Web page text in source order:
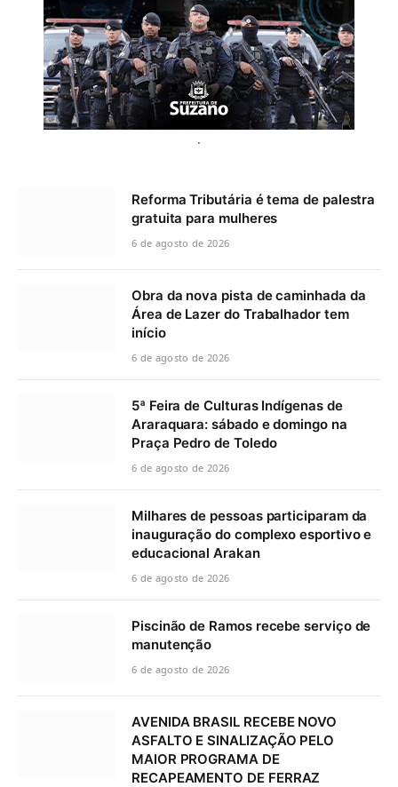
.
Reforma Tributária é tema de palestra
gratuita para mulheres
6 de agosto de 2026
Obra da nova pista de caminhada da
Área de Lazer do Trabalhador tem
início
6 de agosto de 2026
5ª Feira de Culturas Indígenas de
Araraquara: sábado e domingo na
Praça Pedro de Toledo
6 de agosto de 2026
Milhares de pessoas participaram da
inauguração do complexo esportivo e
educacional Arakan
6 de agosto de 2026
Piscinão de Ramos recebe serviço de
manutenção
6 de agosto de 2026
AVENIDA BRASIL RECEBE NOVO
ASFALTO E SINALIZAÇÃO PELO
MAIOR PROGRAMA DE
RECAPEAMENTO DE FERRAZ